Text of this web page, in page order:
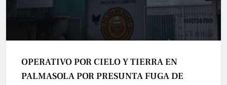
OPERATIVO POR CIELO Y TIERRA EN
PALMASOLA POR PRESUNTA FUGA DE